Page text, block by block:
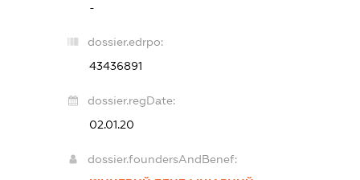
-
dossier.edrpo:
43436891
dossier.regDate:
02.01.20
dossier.foundersAndBenef: